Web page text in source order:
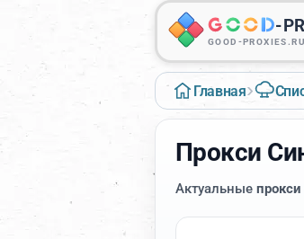
-
GOOD-PROXIES.RU
Главная›
Прокси
Актуальные